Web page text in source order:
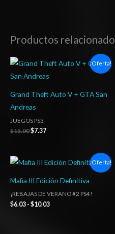
Productos
¡Oferta!
Grand Theft Auto V + GTA San
Andreas
JUEGOS PS3
$15.00
precio
original
$15.00.
$7.37
precio
actual
$7.37.
¡Oferta!
Mafia III Edición Definitiva
¡REBAJAS DE VERANO #2 PS4!
$6.03 - $10.03
Rango
de
desde
$6.03
$10.03